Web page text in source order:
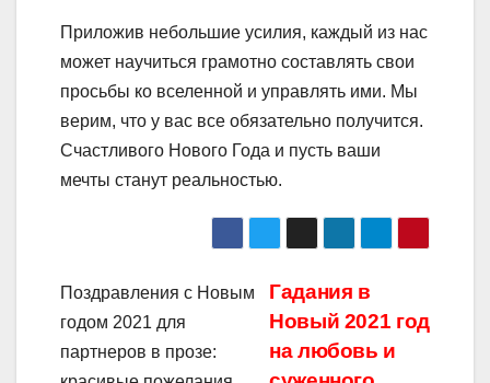
Приложив небольшие усилия, каждый из нас
может научиться грамотно составлять свои
просьбы ко вселенной и управлять ими. Мы
верим, что у вас все обязательно получится.
Счастливого Нового Года и пусть ваши
мечты станут реальностью.
Навигация
по
записям
Гадания в
Новый 2021 год
на любовь и
Поздравления с Новым
годом 2021 для
партнеров в прозе: